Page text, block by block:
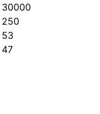
30000
250
53
47